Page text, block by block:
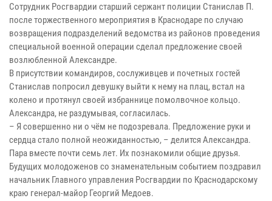
Сотрудник Росгвардии старший сержант полиции Станислав П.
после торжественного мероприятия в Краснодаре по случаю
возвращения подразделений ведомства из районов проведения
специальной военной операции сделал предложение своей
возлюбленной Александре.
В присутствии командиров, сослуживцев и почетных гостей
Станислав попросил девушку выйти к нему на плац, встал на
колено и протянул своей избраннице помолвочное кольцо.
Александра, не раздумывая, согласилась.
– Я совершенно ни о чём не подозревала. Предложение руки и
сердца стало полной неожиданностью, – делится Александра.
Пара вместе почти семь лет. Их познакомили общие друзья.
Будущих молодоженов со знаменательным событием поздравил
начальник Главного управления Росгвардии по Краснодарскому
краю генерал-майор Георгий Медоев.